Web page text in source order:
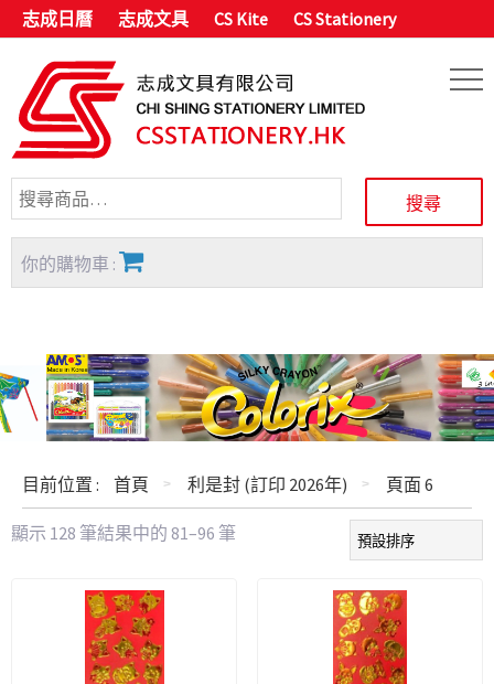
志成日曆 志成文具 CS Kite CS Stationery
你的購物車 :
目前位置 : 首頁 利是封 (訂印 2026年) 頁面 6
顯示 128 筆結果中的 81–96 筆